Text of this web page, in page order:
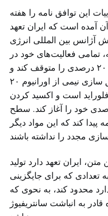
این توافق نامه را هفته
آمده است که ایران تعهد
آژانس بین المللی انرژی
در روز ۲۰ ژانویه، تمامی فعالیت‌های خود در
ارتباط با غنی سازی ۲۰ درصدی را متوقف کند و
همزمان عملیات رقیق سازی نیمی از اورانیوم ۲۰
است و اکسید کردن
اورانیوم ۲۰ درصدی خود را آغاز کند. سطح
پیدا کند که این مواد دیگر
متن، ایران تعهد دارد تولید
تعدادی که برای جایگزینی
محدود کند، به نحوی که
۶ ماه آینده قادر به انباشت سانتریفیوژ